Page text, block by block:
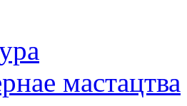
мастацтва